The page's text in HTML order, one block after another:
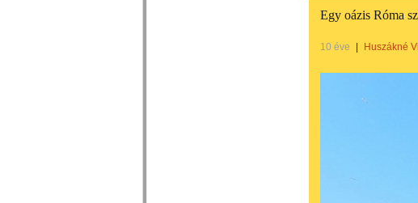
Egy oázis Róma
10 éve Huszákné